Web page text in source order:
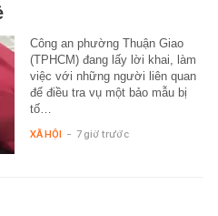
Công an phường Thuận Giao
(TPHCM) đang lấy lời khai, làm
việc với những người liên quan
để điều tra vụ một bảo mẫu bị
tố…
XÃ HỘI - 7 giờ trước